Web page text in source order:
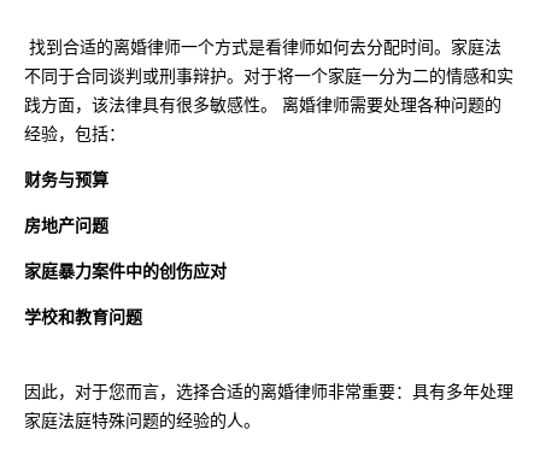
找到合适的离婚律师一个方式是看律师如何去分配时间。家庭法
不同于合同谈判或刑事辩护。对于将一个家庭一分为二的情感和实
践方面，该法律具有很多敏感性。 离婚律师需要处理各种问题的
经验，包括：
财务与预算
房地产问题
家庭暴力案件中的创伤应对
学校和教育问题
因此，对于您而言，选择合适的离婚律师非常重要：具有多年处理
家庭法庭特殊问题的经验的人。